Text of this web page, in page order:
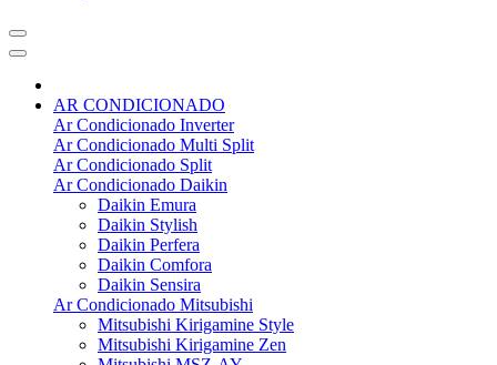
AR CONDICIONADO
Ar Condicionado Inverter
Ar Condicionado Multi Split
Ar Condicionado Split
Ar Condicionado Daikin
Daikin Emura
Daikin Stylish
Daikin Perfera
Daikin Comfora
Daikin Sensira
Ar Condicionado Mitsubishi
Mitsubishi Kirigamine Style
Mitsubishi Kirigamine Zen